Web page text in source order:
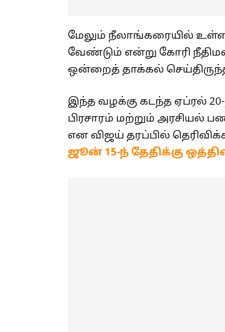
மேலும் நீலாங்கரையில்
வேண்டும் என்று கோரி
ஒன்றைத் தாக்கல்
இந்த வழக்கு கடந்த ஏப்ரல்
பிரசாரம் மற்றும் அரசியல்
என விஜய் தரப்பில்
ஜூன் 15-ந் தேதிக்கு